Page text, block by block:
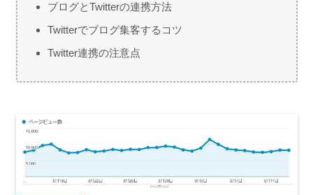
ブログとTwitterの連携方法
Twitterでブログ集客するコツ
Twitter連携の注意点